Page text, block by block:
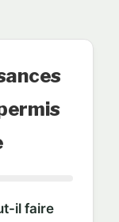
il faire